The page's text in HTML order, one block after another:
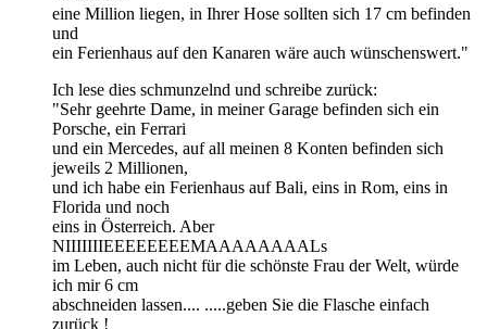
eine Million liegen, in Ihrer Hose sollten sich 17 cm befinden
und
ein Ferienhaus auf den Kanaren wäre auch wünschenswert."
Ich lese dies schmunzelnd und schreibe zurück:
"Sehr geehrte Dame, in meiner Garage befinden sich ein
Porsche, ein Ferrari
und ein Mercedes, auf all meinen 8 Konten befinden sich
jeweils 2 Millionen,
und ich habe ein Ferienhaus auf Bali, eins in Rom, eins in
Florida und noch
eins in Österreich. Aber
NIIIIIIIEEEEEEEEMAAAAAAAALs
im Leben, auch nicht für die schönste Frau der Welt, würde
ich mir 6 cm
abschneiden lassen.... .....geben Sie die Flasche einfach
zurück !